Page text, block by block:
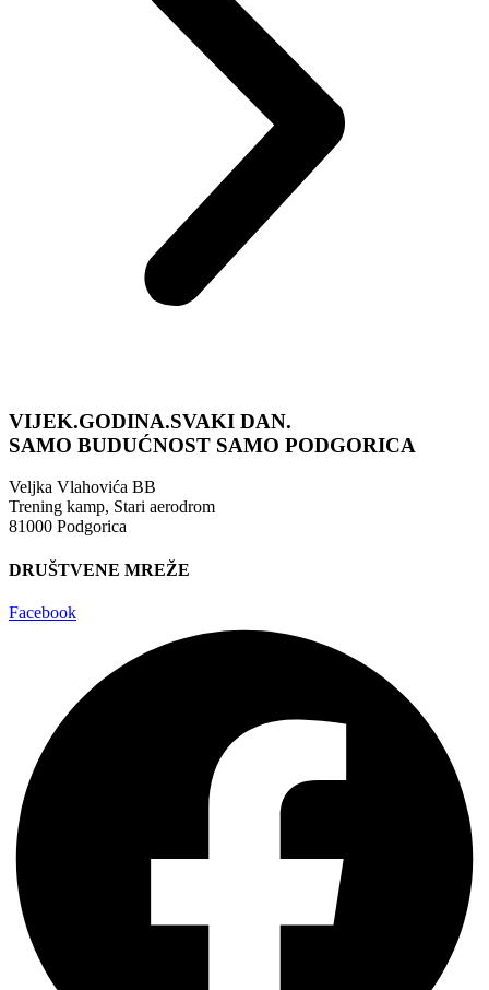
VIJEK.GODINA.SVAKI DAN.
SAMO BUDUĆNOST SAMO PODGORICA
Veljka Vlahovića BB
Trening kamp, Stari aerodrom
81000 Podgorica
DRUŠTVENE MREŽE
Facebook